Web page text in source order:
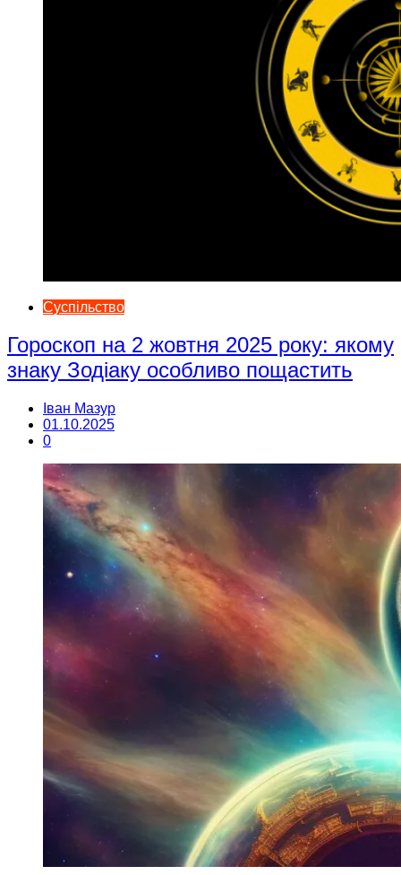
Суспільство
Гороскоп на 2 жовтня 2025 року: якому
знаку Зодіаку особливо пощастить
Іван Мазур
01.10.2025
0